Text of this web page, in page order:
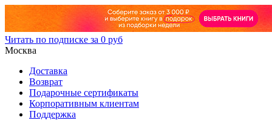
Читать по подписке за 0 руб
Москва
Доставка
Возврат
Подарочные сертификаты
Корпоративным клиентам
Поддержка